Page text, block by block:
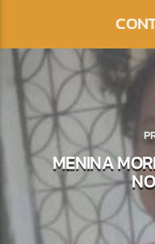
MENINA